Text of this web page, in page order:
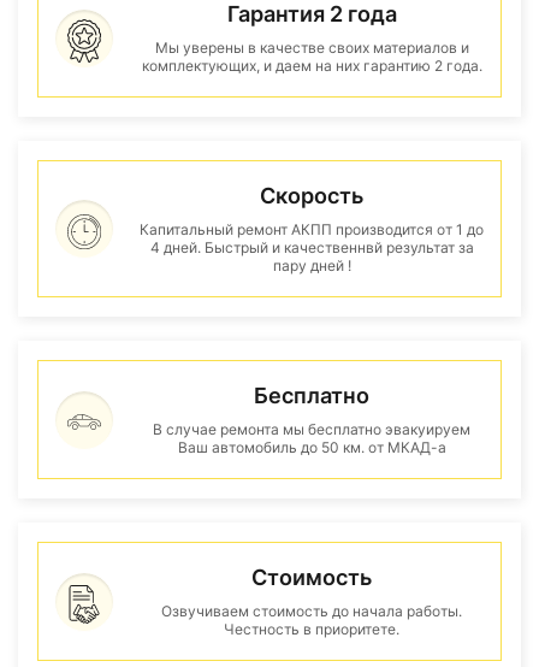
Гарантия 2 года
Мы уверены в качестве своих материалов и
комплектующих, и даем на них гарантию 2 года.
Скорость
Капитальный ремонт АКПП производится от 1 до
4 дней. Быстрый и качественнвй результат за
пару дней !
Бесплатно
В случае ремонта мы бесплатно эвакуируем
Ваш автомобиль до 50 км. от МКАД-а
Стоимость
Озвучиваем стоимость до начала работы.
Честность в приоритете.